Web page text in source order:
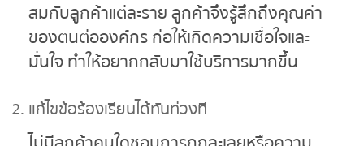
สมกับลูกค้าแต่ละราย ลูกค้าจึงรู้สึกถึงคุณค่า
ของตนต่อองค์กร ก่อให้เกิดความเชื่อใจและ
มั่นใจ ทำให้อยากกลับมาใช้บริการมากขึ้น
แก้ไขข้อร้องเรียนได้ทันท่วงที